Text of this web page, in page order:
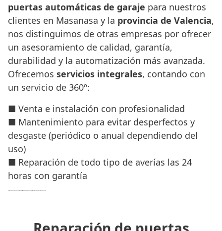
puertas automáticas de garaje para nuestros
clientes en Masanasa y la provincia de Valencia,
nos distinguimos de otras empresas por ofrecer
un asesoramiento de calidad, garantía,
durabilidad y la automatización más avanzada.
Ofrecemos servicios integrales, contando con
un servicio de 360º:
■ Venta e instalación con profesionalidad
■ Mantenimiento para evitar desperfectos y
desgaste (periódico o anual dependiendo del
uso)
■ Reparación de todo tipo de averías las 24
horas con garantía